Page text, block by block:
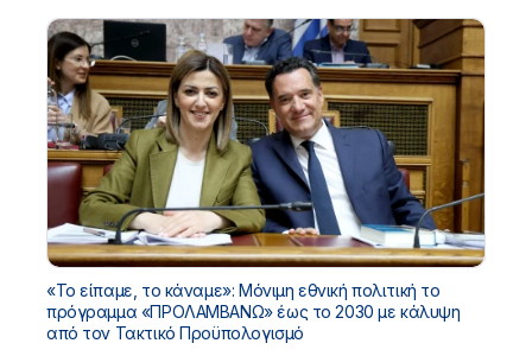
«Το είπαμε, το κάναμε»: Μόνιμη εθνική πολιτική το
πρόγραμμα «ΠΡΟΛΑΜΒΑΝΩ» έως το 2030 με κάλυψη
από τον Τακτικό Προϋπολογισμό